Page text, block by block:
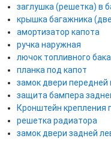
заглушка (решетка) в
крышка багажника
амортизатор капота
ручка наружная
лючок топливного бака
планка под капот
замок двери передней
защита бампера
Кронштейн крепления
решетка радиатора
замок двери задней